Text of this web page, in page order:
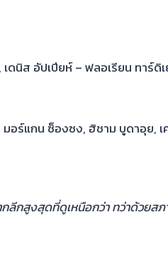
นิส อัปเปียห์ – ฟลอเรียน ทาร์
แกน ซ็องซง, ฮิชาม บูดาอุย, เ
ลีกสูงสุดที่ดูเหนือกว่า ทว่าด้วย